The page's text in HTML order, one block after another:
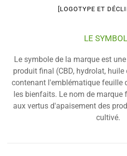
[LOGOTYPE ET
LE
Le symbole de la marque est
produit final (CBD, hydrolat,
contenant l'emblématique feuille
les bienfaits. Le nom de marque
aux vertus d'apaisement des
cultivé.